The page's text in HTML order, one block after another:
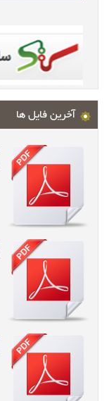
آخرین فایل ها